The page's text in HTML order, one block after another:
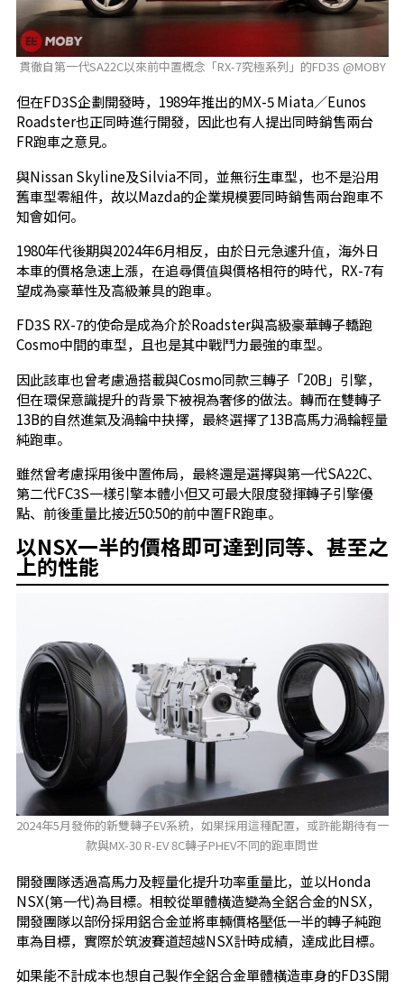
貫徹自第一代SA22C以來前中置概念「RX-7究極系列」的FD3S @MOBY
但在FD3S企劃開發時，1989年推出的MX-5 Miata／Eunos
Roadster也正同時進行開發，因此也有人提出同時銷售兩台
FR跑車之意見。
與Nissan Skyline及Silvia不同，並無衍生車型，也不是沿用
舊車型零組件，故以Mazda的企業規模要同時銷售兩台跑車不
知會如何。
1980年代後期與2024年6月相反，由於日元急遽升值，海外日
本車的價格急速上漲，在追尋價值與價格相符的時代，RX-7有
望成為豪華性及高級兼具的跑車。
FD3S RX-7的使命是成為介於Roadster與高級豪華轉子轎跑
Cosmo中間的車型，且也是其中戰鬥力最強的車型。
因此該車也曾考慮過搭載與Cosmo同款三轉子「20B」引擎，
但在環保意識提升的背景下被視為奢侈的做法。轉而在雙轉子
13B的自然進氣及渦輪中抉擇，最終選擇了13B高馬力渦輪輕量
純跑車。
雖然曾考慮採用後中置佈局，最終還是選擇與第一代SA22C、
第二代FC3S一樣引擎本體小但又可最大限度發揮轉子引擎優
點、前後重量比接近50:50的前中置FR跑車。
以NSX一半的價格即可達到同等、甚至之
上的性能
2024年5月發佈的新雙轉子EV系統，如果採用這種配置，或許能期待有一
款與MX-30 R-EV 8C轉子PHEV不同的跑車問世
開發團隊透過高馬力及輕量化提升功率重量比，並以Honda
NSX(第一代)為目標。相較從單體橫造變為全鋁合金的NSX，
開發團隊以部份採用鋁合金並將車輛價格壓低一半的轉子純跑
車為目標，實際於筑波賽道超越NSX計時成績，達成此目標。
如果能不計成本也想自己製作全鋁合金單體橫造車身的FD3S開